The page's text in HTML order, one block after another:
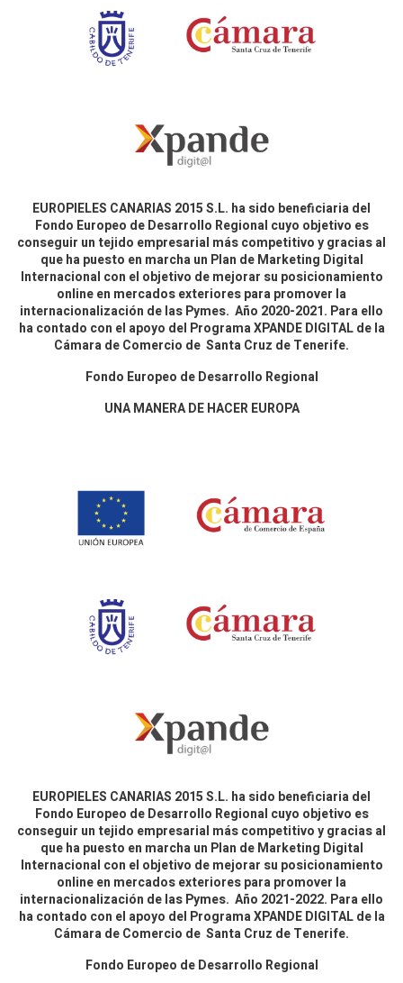
EUROPIELES CANARIAS 2015 S.L. ha sido beneficiaria del
Fondo Europeo de Desarrollo Regional cuyo objetivo es
conseguir un tejido empresarial más competitivo y gracias al
que ha puesto en marcha un Plan de Marketing Digital
Internacional con el objetivo de mejorar su posicionamiento
online en mercados exteriores para promover la
internacionalización de las Pymes. Año 2020-2021. Para ello
ha contado con el apoyo del Programa XPANDE DIGITAL de la
Cámara de Comercio de Santa Cruz de Tenerife.
Fondo Europeo de Desarrollo Regional
UNA MANERA DE HACER EUROPA
EUROPIELES CANARIAS 2015 S.L. ha sido beneficiaria del
Fondo Europeo de Desarrollo Regional cuyo objetivo es
conseguir un tejido empresarial más competitivo y gracias al
que ha puesto en marcha un Plan de Marketing Digital
Internacional con el objetivo de mejorar su posicionamiento
online en mercados exteriores para promover la
internacionalización de las Pymes. Año 2021-2022. Para ello
ha contado con el apoyo del Programa XPANDE DIGITAL de la
Cámara de Comercio de Santa Cruz de Tenerife.
Fondo Europeo de Desarrollo Regional